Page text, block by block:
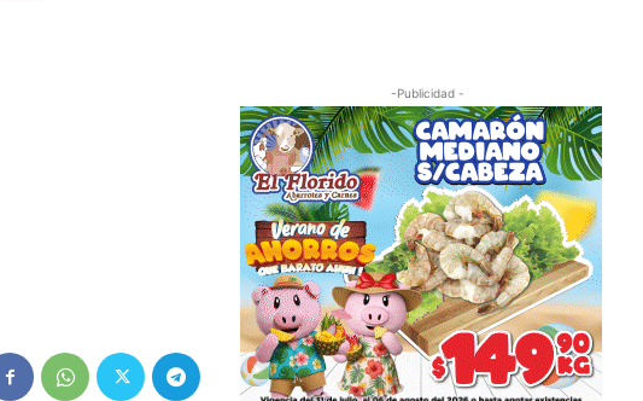
-Publicidad -